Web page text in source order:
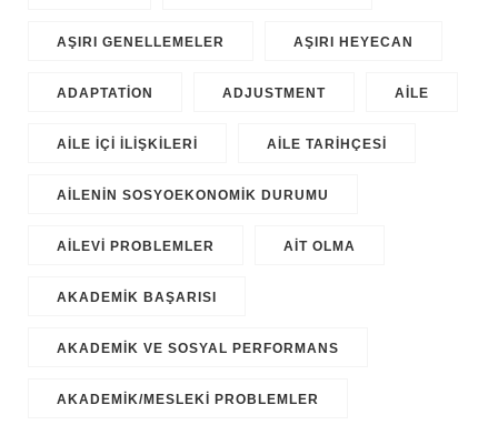
AŞIRI GENELLEMELER AŞIRI HEYECAN
ADAPTATION ADJUSTMENT AILE
AILE IÇI ILIŞKILERI AILE TARIHÇESI
AILENIN SOSYOEKONOMIK DURUMU
AILEVI PROBLEMLER AIT OLMA
AKADEMIK BAŞARISI
AKADEMIK VE SOSYAL PERFORMANS
AKADEMIK/MESLEKI PROBLEMLER